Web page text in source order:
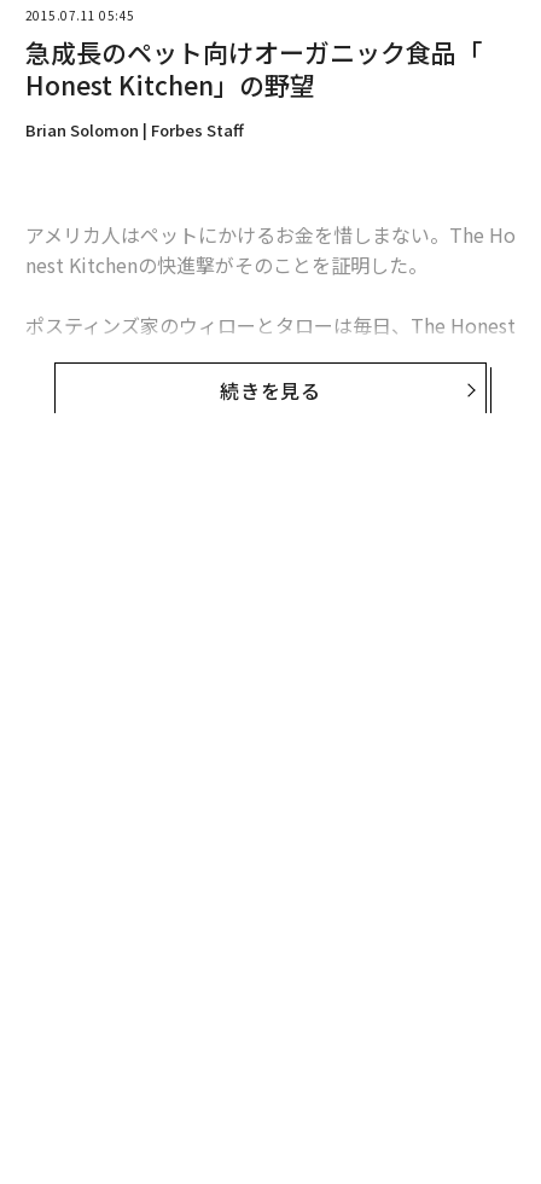
2015.07.11 05:45
急成長のペット向けオーガニック食品「
Honest Kitchen」の野望
Brian Solomon | Forbes Staff
アメリカ人はペットにかけるお金を惜しまない。The Ho
nest Kitchenの快進撃がそのことを証明した。
ポスティンズ家のウィローとタローは毎日、The Honest
Kitchen本社に出勤する。来客にちょっかいを出した
り、廊下で喧嘩を始めたりする彼らは理想的な社員とは
言いがたい。だが雇い主で育ての母でもあるルーシー・
続きを見る